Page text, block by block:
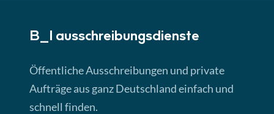
Lektion 3
► 4:31 Min
B_I ausschreibungs­dienste
Öffentliche Ausschreibungen und private
Aufträge aus ganz Deutschland einfach und
schnell finden.